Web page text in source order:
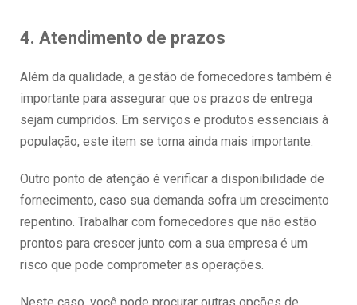
4. Atendimento de prazos
Além da qualidade, a gestão de fornecedores também é
importante para assegurar que os prazos de entrega
sejam cumpridos. Em serviços e produtos essenciais à
população, este item se torna ainda mais importante.
Outro ponto de atenção é verificar a disponibilidade de
fornecimento, caso sua demanda sofra um crescimento
repentino. Trabalhar com fornecedores que não estão
prontos para crescer junto com a sua empresa é um
risco que pode comprometer as operações.